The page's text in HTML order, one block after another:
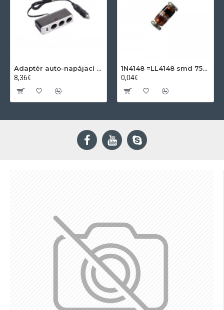
Adaptér auto-napájací 1xkon./3x zdierka- 12/24V, USB 1000mA
8,36€
1N4148 =LL4148 smd 75V,0.15A SOD80C
0,04€